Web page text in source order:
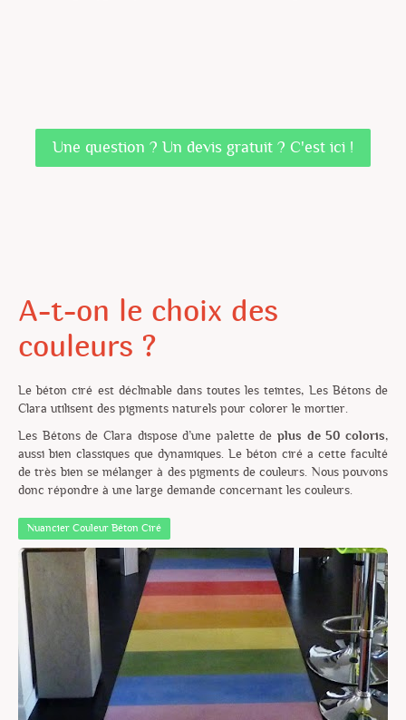
Une question ? Un devis gratuit ? C'est ici !
A-t-on le choix des
couleurs ?
Le béton ciré est déclinable dans toutes les teintes, Les Bétons de
Clara utilisent des pigments naturels pour colorer le mortier.
Les Bétons de Clara dispose d’une palette deplus de 50 coloris,
aussi bien classiques que dynamiques. Le béton ciré a cette faculté
de très bien se mélanger à des pigments de couleurs. Nous pouvons
donc répondre à une large demande concernant les couleurs.
Nuancier Couleur Béton Ciré